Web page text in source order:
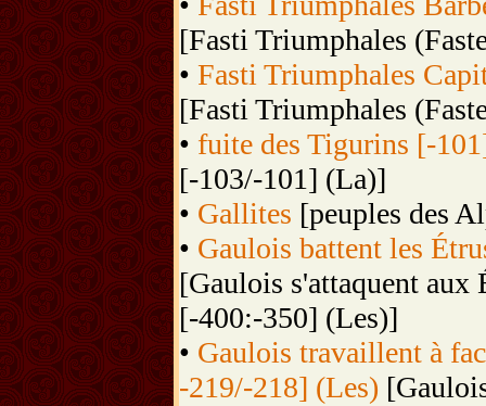
[Fasti Triumphales
• Fasti Triumphales
[Fasti Triumphales
• fuite des Tigurins [-
[-103/-101] (La)]
• Gallites [peuples des
• Gaulois battent les
[Gaulois s'attaquent aux
[-400:-350] (Les)]
• Gaulois travaillent à
-219/-218] (Les)